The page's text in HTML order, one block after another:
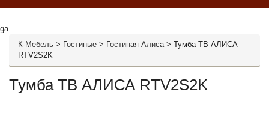
ga
К-Мебель > Гостиные > Гостиная Алиса> Тумба ТВ АЛИСА
RTV2S2K
Тумба ТВ АЛИСА RTV2S2K